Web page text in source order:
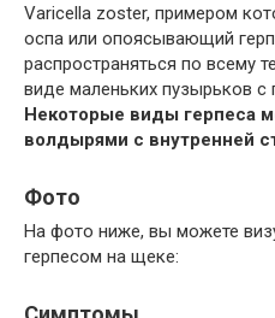
Varicella zoster, примером
оспа или опоясывающий
распространяться по всему
виде маленьких пузырьков
Некоторые виды герпеса
волдырями с внутренней
Фото
На фото ниже, вы можете
герпесом на щеке: